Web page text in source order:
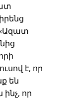
է, որ
են
որ